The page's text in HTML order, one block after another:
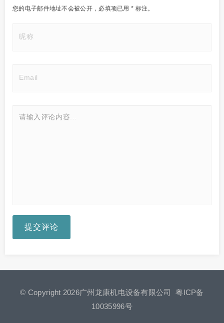
您的电子邮件地址不会被公开， 必填项已用* 标注。
提交评论
© Copyright 2026广州龙康机电设备有限公司粤ICP备
10035996号